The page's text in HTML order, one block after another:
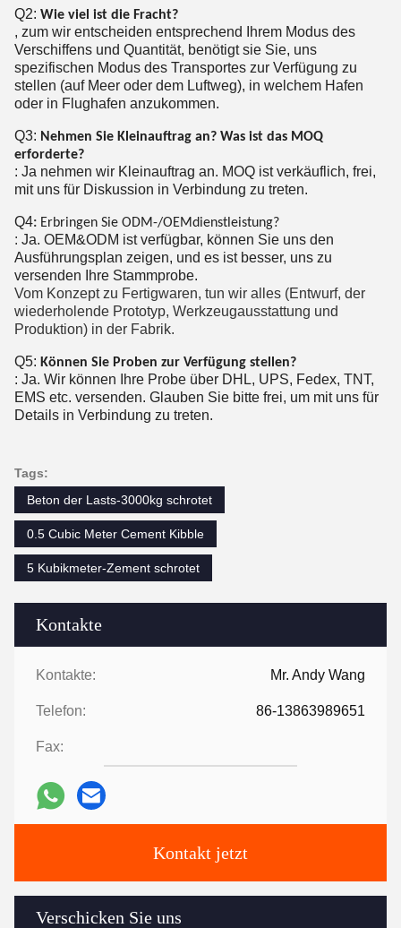
Kontakte
Kontakte: Mr. Andy Wang
Telefon: 86-13863989651
Fax:
Kontakt jetzt
Verschicken Sie uns
Q2: Wie viel ist die Fracht?
, zum wir entscheiden entsprechend Ihrem Modus des
Verschiffens und Quantität, benötigt sie Sie, uns
spezifischen Modus des Transportes zur Verfügung zu
stellen (auf Meer oder dem Luftweg), in welchem Hafen
oder in Flughafen anzukommen.
Q3: Nehmen Sie Kleinauftrag an? Was ist das MOQ
erforderte?
: Ja nehmen wir Kleinauftrag an. MOQ ist verkäuflich, frei,
mit uns für Diskussion in Verbindung zu treten.
Q4: Erbringen Sie ODM-/OEMdienstleistung?
: Ja. OEM&ODM ist verfügbar, können Sie uns den
Ausführungsplan zeigen, und es ist besser, uns zu
versenden Ihre Stammprobe.
Vom Konzept zu Fertigwaren, tun wir alles (Entwurf, der
wiederholende Prototyp, Werkzeugausstattung und
Produktion) in der Fabrik.
Q5: Können Sie Proben zur Verfügung stellen?
: Ja. Wir können Ihre Probe über DHL, UPS, Fedex, TNT,
EMS etc. versenden. Glauben Sie bitte frei, um mit uns für
Details in Verbindung zu treten.
Tags:
Beton der Lasts-3000kg schrotet
0.5 Cubic Meter Cement Kibble
5 Kubikmeter-Zement schrotet